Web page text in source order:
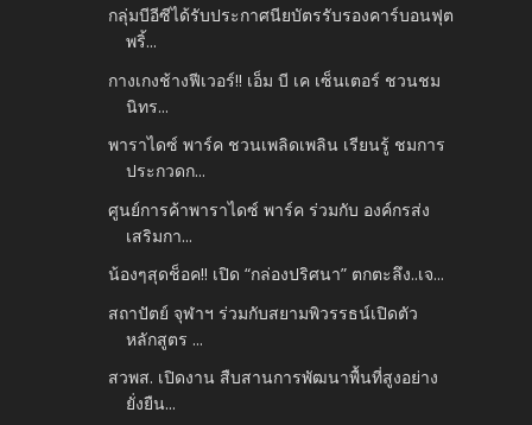
กลุ่มบีอีซีได้รับประกาศนียบัตรรับรองคาร์บอนฟุต
พริ้...
กางเกงช้างฟีเวอร์!! เอ็ม บี เค เซ็นเตอร์ ชวนชม
นิทร...
พาราไดซ์ พาร์ค ชวนเพลิดเพลิน เรียนรู้ ชมการ
ประกวดก...
ศูนย์การค้าพาราไดซ์ พาร์ค ร่วมกับ องค์กรส่ง
เสริมกา...
น้องๆสุดช็อค!! เปิด “กล่องปริศนา” ตกตะลึง..เจ...
สถาปัตย์ จุฬาฯ ร่วมกับสยามพิวรรธน์เปิดตัว
หลักสูตร ...
สวพส. เปิดงาน สืบสานการพัฒนาพื้นที่สูงอย่าง
ยั่งยืน...